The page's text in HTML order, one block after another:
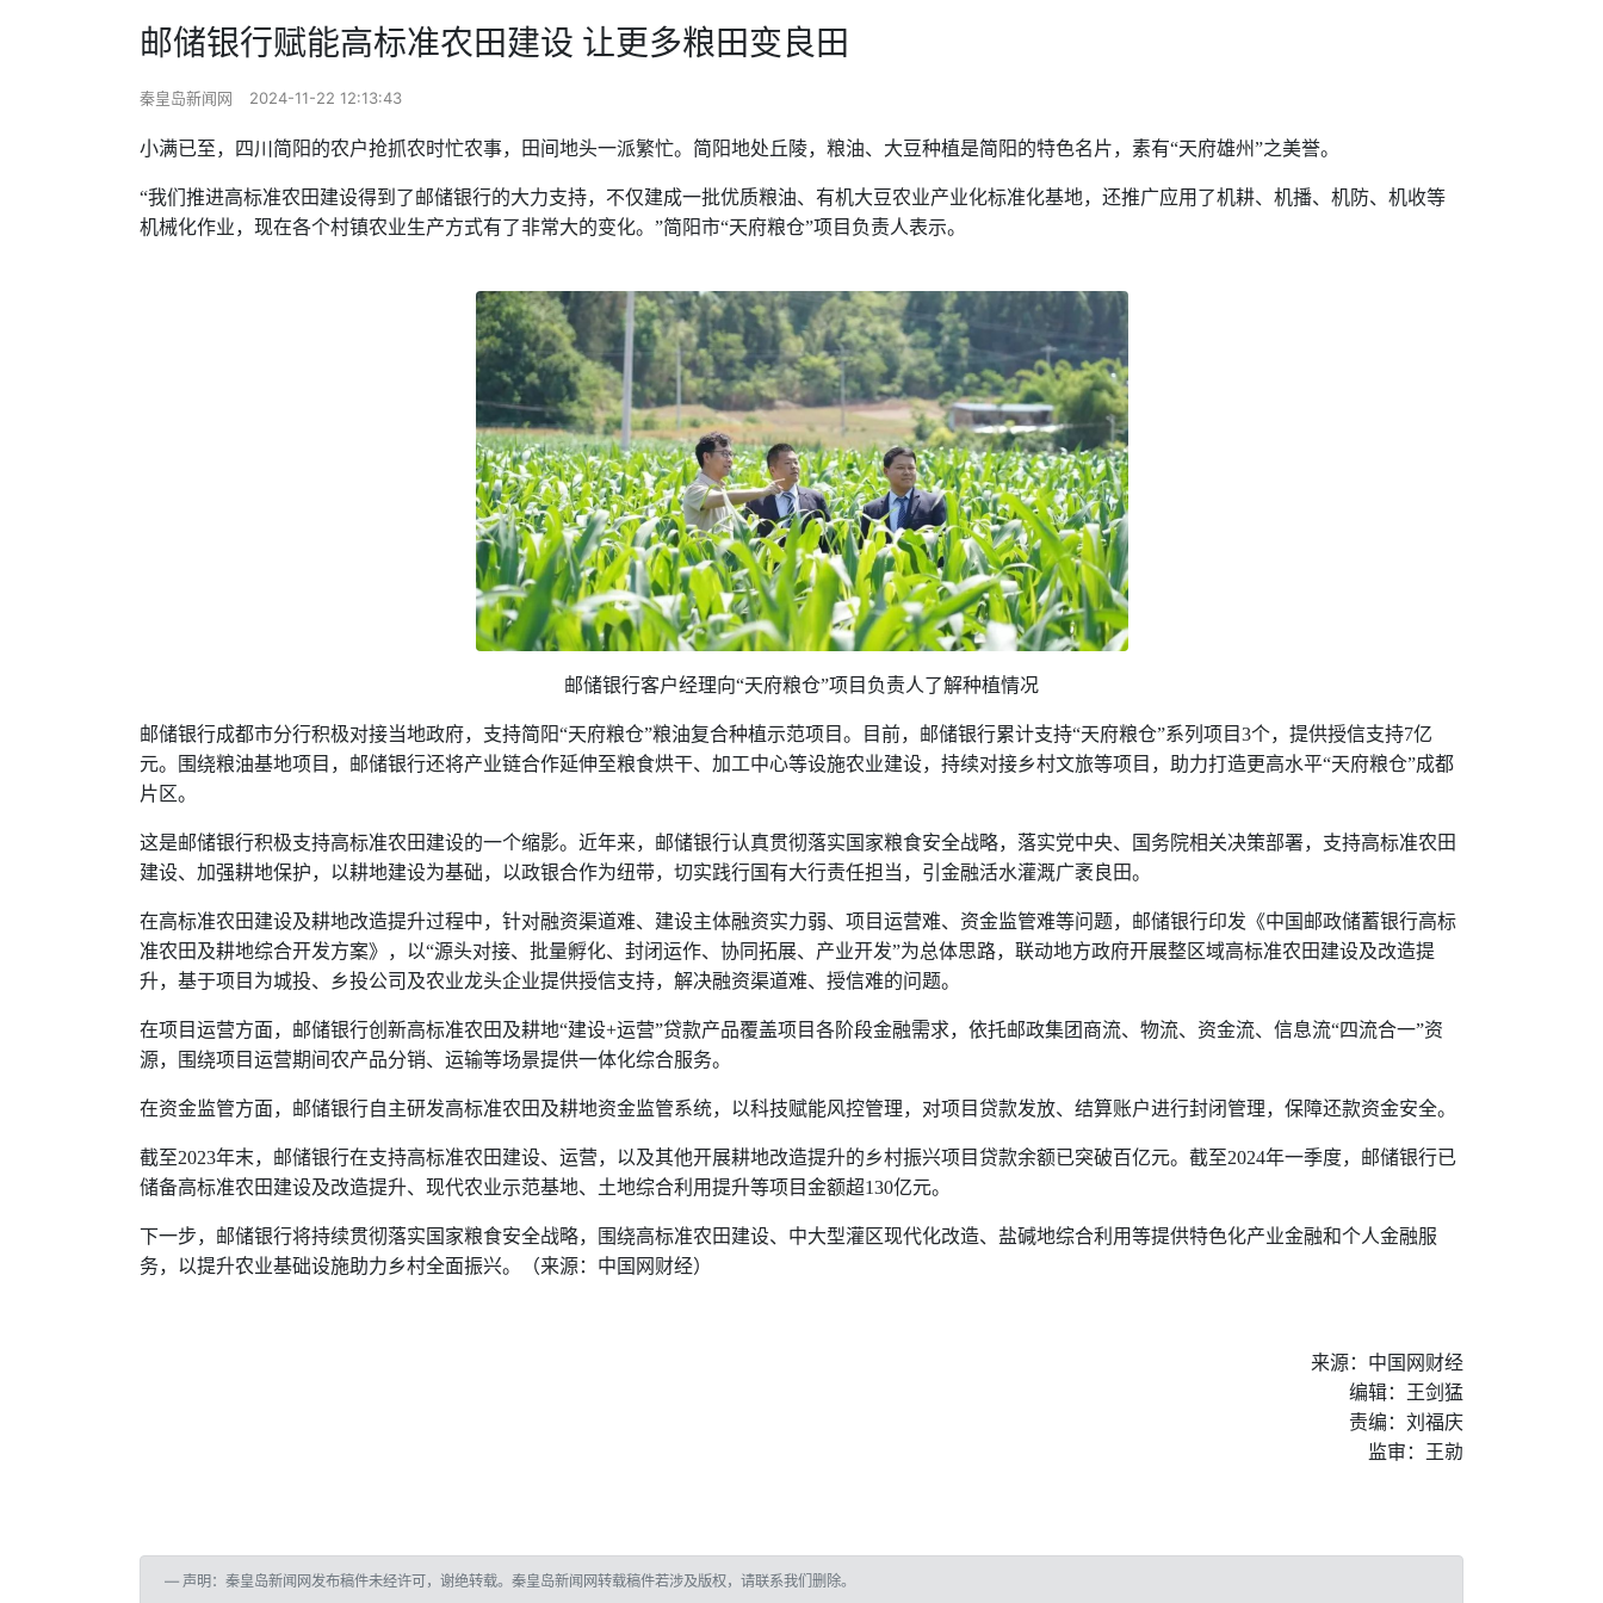
邮储银行赋能高标准农田建设 让更多粮田变良田
秦皇岛新闻网 2024-11-22 12:13:43
小满已至，四川简阳的农户抢抓农时忙农事，田间地头一派繁忙。简阳地处丘陵，粮油、大豆种植是简阳的特色名片，素有“天府雄州”之美誉。
“我们推进高标准农田建设得到了邮储银行的大力支持，不仅建成一批优质粮油、有机大豆农业产业化标准化基地，还推广应用了机耕、机播、机防、机收等
机械化作业，现在各个村镇农业生产方式有了非常大的变化。”简阳市“天府粮仓”项目负责人表示。
邮储银行客户经理向“天府粮仓”项目负责人了解种植情况
邮储银行成都市分行积极对接当地政府，支持简阳“天府粮仓”粮油复合种植示范项目。目前，邮储银行累计支持“天府粮仓”系列项目3个，提供授信支持7亿
元。围绕粮油基地项目，邮储银行还将产业链合作延伸至粮食烘干、加工中心等设施农业建设，持续对接乡村文旅等项目，助力打造更高水平“天府粮仓”成都
片区。
这是邮储银行积极支持高标准农田建设的一个缩影。近年来，邮储银行认真贯彻落实国家粮食安全战略，落实党中央、国务院相关决策部署，支持高标准农田
建设、加强耕地保护，以耕地建设为基础，以政银合作为纽带，切实践行国有大行责任担当，引金融活水灌溉广袤良田。
在高标准农田建设及耕地改造提升过程中，针对融资渠道难、建设主体融资实力弱、项目运营难、资金监管难等问题，邮储银行印发《中国邮政储蓄银行高标
准农田及耕地综合开发方案》，以“源头对接、批量孵化、封闭运作、协同拓展、产业开发”为总体思路，联动地方政府开展整区域高标准农田建设及改造提
升，基于项目为城投、乡投公司及农业龙头企业提供授信支持，解决融资渠道难、授信难的问题。
在项目运营方面，邮储银行创新高标准农田及耕地“建设+运营”贷款产品覆盖项目各阶段金融需求，依托邮政集团商流、物流、资金流、信息流“四流合一”资
源，围绕项目运营期间农产品分销、运输等场景提供一体化综合服务。
在资金监管方面，邮储银行自主研发高标准农田及耕地资金监管系统，以科技赋能风控管理，对项目贷款发放、结算账户进行封闭管理，保障还款资金安全。
截至2023年末，邮储银行在支持高标准农田建设、运营，以及其他开展耕地改造提升的乡村振兴项目贷款余额已突破百亿元。截至2024年一季度，邮储银行已
储备高标准农田建设及改造提升、现代农业示范基地、土地综合利用提升等项目金额超130亿元。
下一步，邮储银行将持续贯彻落实国家粮食安全战略，围绕高标准农田建设、中大型灌区现代化改造、盐碱地综合利用等提供特色化产业金融和个人金融服
务，以提升农业基础设施助力乡村全面振兴。（来源：中国网财经）
来源：中国网财经
编辑：王剑猛
责编：刘福庆
监审：王勍
声明：秦皇岛新闻网发布稿件未经许可，谢绝转载。秦皇岛新闻网转载稿件若涉及版权，请联系我们删除。